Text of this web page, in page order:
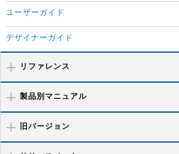
ユーザーガイド
デザイナーガイド
リファレンス
製品別マニュアル
旧バージョン